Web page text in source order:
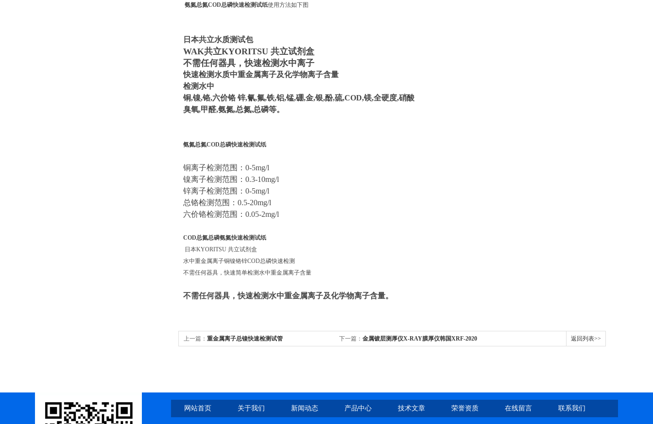
氨氮总氮COD总磷快速检测试纸使用方法如下图
日本共立水质测试包
WAK共立KYORITSU 共立试剂盒
不需任何器具，快速检测水中离子
快速检测水质中重金属离子及化学物离子含量
检测水中
铜,镍,铬,六价铬 锌,氰,氟,铁,铝,锰,硼,金,银,酚,硫,COD,镁,全硬度,硝酸
臭氧,甲醛,氨氮,总氮,总磷等。
氨氮总氮COD总磷快速检测试纸
铜离子检测范围：0-5mg/l
镍离子检测范围：0.3-10mg/l
锌离子检测范围：0-5mg/l
总铬检测范围：0.5-20mg/l
六价铬检测范围：0.05-2mg/l
COD总氮总磷氨氮快速检测试纸
日本KYORITSU 共立试剂盒
水中重金属离子铜镍铬锌COD总磷快速检测
不需任何器具，快速简单检测水中重金属离子含量
不需任何器具，快速检测水中重金属离子及化学物离子含量。
上一篇： 重金属离子总镍快速检测试管 下一篇： 金属镀层测厚仪X-RAY膜厚仪韩国XRF-2020 返回列表>>
网站首页 关于我们 新闻动态 产品中心 技术文章 荣誉资质 在线留言 联系我们